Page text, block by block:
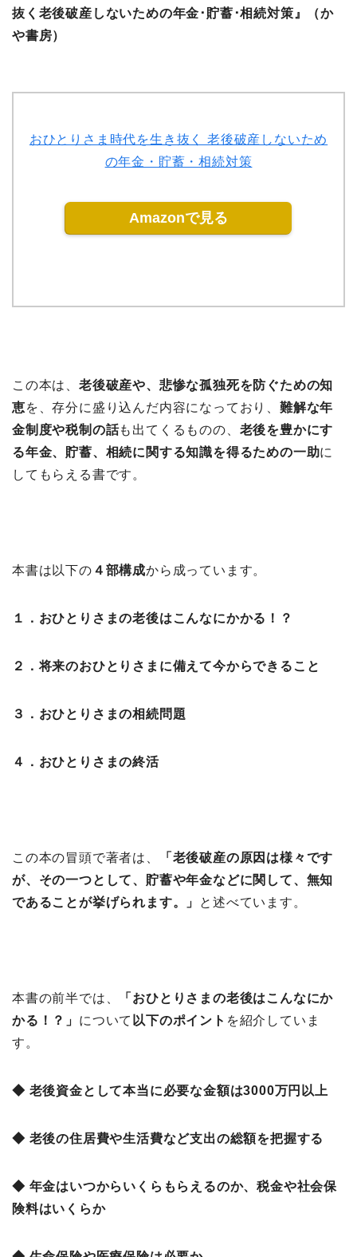
抜く老後破産しないための年金･貯蓄･相続対策』（か
や書房）
おひとりさま時代を生き抜く 老後破産しないため
の年金・貯蓄・相続対策
Amazonで見る
この本は、 老後破産や、悲惨な孤独死を防ぐための知
恵を、存分に盛り込んだ内容になっており、難解な年
金制度や税制の話も出てくるものの、 老後を豊かにす
る年金、貯蓄、相続に関する知識を得るための一助に
してもらえる書です。
本書は以下の ４部構成から成っています。
１．おひとりさまの老後はこんなにかかる！？
２．将来のおひとりさまに備えて今からできること
３．おひとりさまの相続問題
４．おひとりさまの終活
この本の冒頭で著者は、
「老後破産の原因は様々です
が、その一つとして、貯蓄や年金などに関して、無知
であることが挙げられます。」
と述べています。
本書の前半では、
「おひとりさまの老後はこんなにか
かる！？ 」 について 以下のポイント を紹介していま
す。
◆ 老後資金として本当に必要な金額は3000万円以上
◆ 老後の住居費や生活費など支出の総額を把握する
◆ 年金はいつからいくらもらえるのか、税金や社会保
険料はいくらか